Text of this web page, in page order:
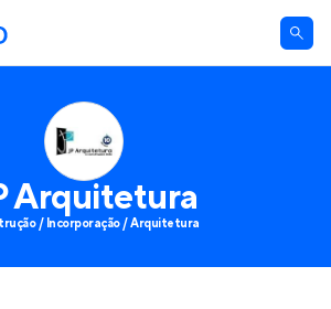
Arquitetura
/ Incorporação / Arquitetura